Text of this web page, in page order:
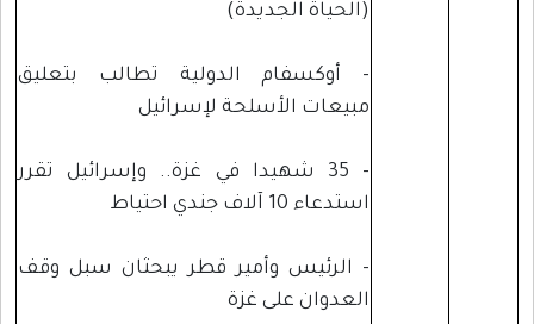
(الحياة الجديدة)
- أوكسفام الدولية تطالب بتعليق
مبيعات الأسلحة لإسرائيل
- 35 شهيدا في غزة.. وإسرائيل تقرر
استدعاء 10 آلاف جندي احتياط
- الرئيس وأمير قطر يبحثان سبل وقف
العدوان على غزة